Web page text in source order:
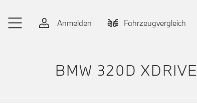
Anmelden
Fahrzeugvergleich
BMW 320D XDRIVE